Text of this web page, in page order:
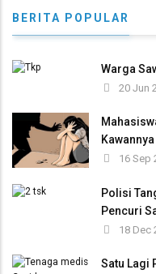
BERITA POPULAR
Warga
20 Jun
16 Sep
Polisi
Pencuri
18 Dec
Satu Lagi